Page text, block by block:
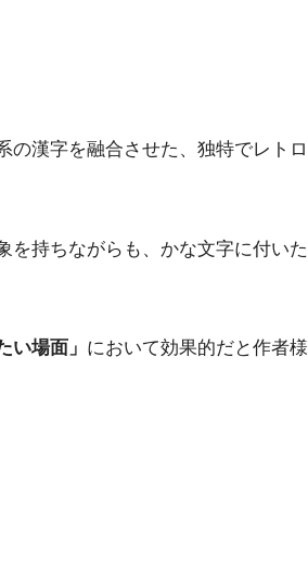
の漢字を融合させた、独特でレトロ
を持ちながらも、かな文字に付いた
い場面」 において効果的だと作者様